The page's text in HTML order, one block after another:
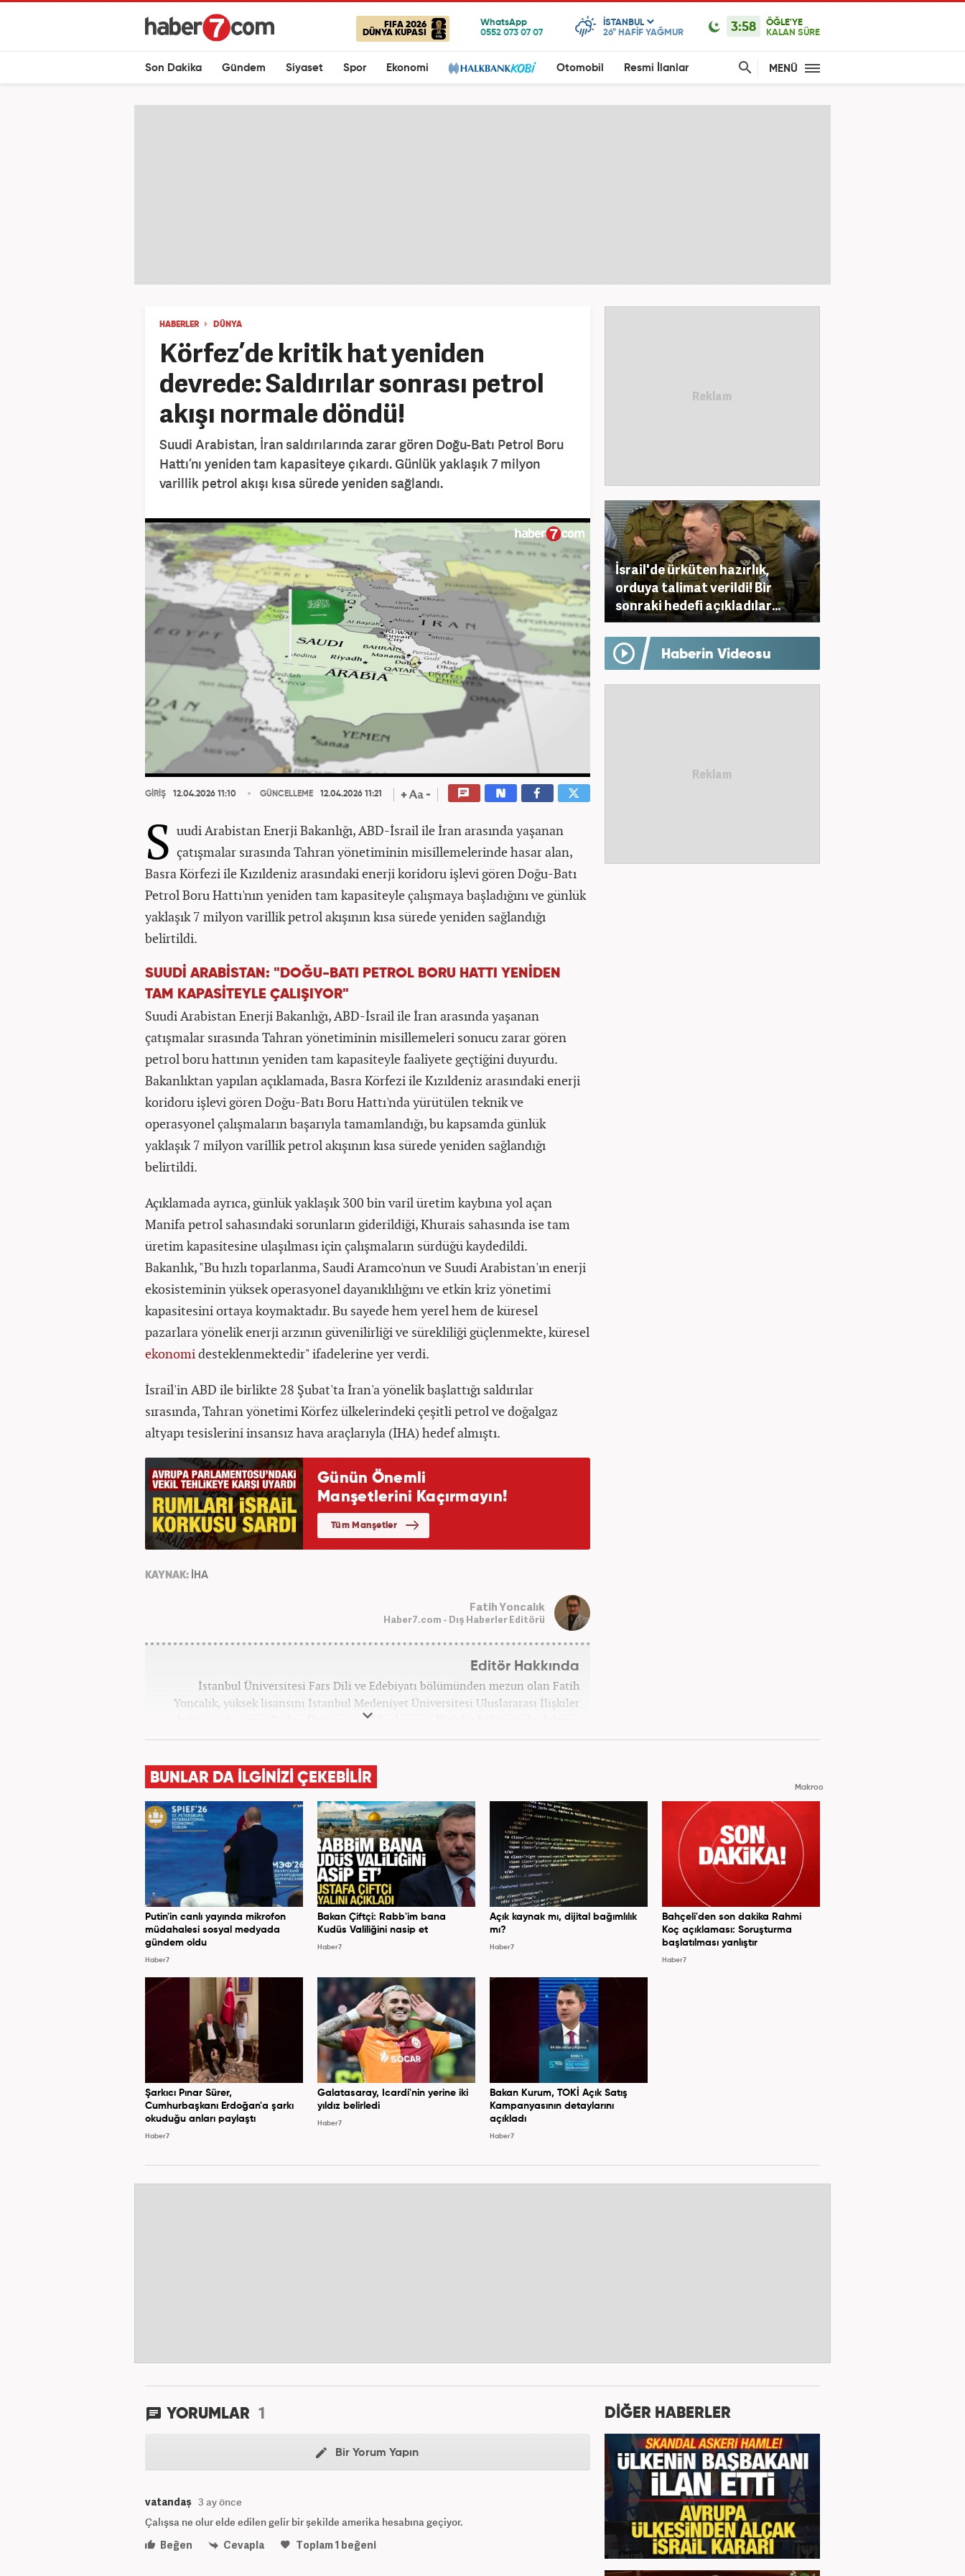
FIFA 2026
DÜNYA KUPASI
ISTANBUL
26° HAFİF YAĞMUR 3:58
ÖĞLE'YE
KALAN SÜRE
Son Dakika Gündem Siyaset Spor Ekonomi Otomobil Resmi İlanlar MENÜ
HABERLER DÜNYA
Körfez’de kritik hat yeniden
devrede: Saldırılar sonrası petrol
akışı normale döndü!
Suudi Arabistan, İran saldırılarında zarar gören Doğu-Batı Petrol Boru
Hattı’nı yeniden tam kapasiteye çıkardı. Günlük yaklaşık 7 milyon
varillik petrol akışı kısa sürede yeniden sağlandı.
GİRİŞ 12.04.2026 11:10 GÜNCELLEME 12.04.2026 11:21
S uudi Arabistan Enerji Bakanlığı, ABD-İsrail ile İran arasında yaşanan
çatışmalar sırasında Tahran yönetiminin misillemelerinde hasar alan,
Basra Körfezi ile Kızıldeniz arasındaki enerji koridoru işlevi gören Doğu-Batı
Petrol Boru Hattı'nın yeniden tam kapasiteyle çalışmaya başladığını ve günlük
yaklaşık 7 milyon varillik petrol akışının kısa sürede yeniden sağlandığı
belirtildi.
SUUDİ ARABİSTAN: "DOĞU-BATI PETROL BORU HATTI YENİDEN
TAM KAPASİTEYLE ÇALIŞIYOR"
Suudi Arabistan Enerji Bakanlığı, ABD-İsrail ile İran arasında yaşanan
çatışmalar sırasında Tahran yönetiminin misillemeleri sonucu zarar gören
petrol boru hattının yeniden tam kapasiteyle faaliyete geçtiğini duyurdu.
Bakanlıktan yapılan açıklamada, Basra Körfezi ile Kızıldeniz arasındaki enerji
koridoru işlevi gören Doğu-Batı Boru Hattı'nda yürütülen teknik ve
operasyonel çalışmaların başarıyla tamamlandığı, bu kapsamda günlük
yaklaşık 7 milyon varillik petrol akışının kısa sürede yeniden sağlandığı
belirtildi.
Açıklamada ayrıca, günlük yaklaşık 300 bin varil üretim kaybına yol açan
Manifa petrol sahasındaki sorunların giderildiği, Khurais sahasında ise tam
üretim kapasitesine ulaşılması için çalışmaların sürdüğü kaydedildi.
Bakanlık, "Bu hızlı toparlanma, Saudi Aramco'nun ve Suudi Arabistan'ın enerji
ekosisteminin yüksek operasyonel dayanıklılığını ve etkin kriz yönetimi
kapasitesini ortaya koymaktadır. Bu sayede hem yerel hem de küresel
pazarlara yönelik enerji arzının güvenilirliği ve sürekliliği güçlenmekte, küresel
ekonomidesteklenmektedir" ifadelerine yer verdi.
İsrail'in ABD ile birlikte 28 Şubat'ta İran'a yönelik başlattığı saldırılar
sırasında, Tahran yönetimi Körfez ülkelerindeki çeşitli petrol ve doğalgaz
altyapı tesislerini insansız hava araçlarıyla (İHA) hedef almıştı.
KAYNAK: İHA
Fatih Yoncalık
Haber7.com - Dış Haberler Editörü
Editör Hakkında
İstanbul Üniversitesi Fars Dili ve Edebiyatı bölümünden mezun olan Fatih
Yoncalık, yüksek lisansını İstanbul Medeniyet Üniversitesi Uluslararası İlişkiler
bölümünde yaptı. Trakya Üniversitesi Uluslararası İlişkiler bölümünde doktora
programına devam eden Fatih Yoncalık, öğrenim hayatı boyunca muhtelif gazete
Meslek hayatına AKŞAM Gazetesi’nde başlayan Yoncalık, Eylül 2024’ten bu yana
Haber7.com’da “Dış Haberler Editörü” olarak görev yapmaktadır.
İsrail'de ürküten hazırlık,
orduya talimat verildi! Bir
sonraki hedefi açıkladılar...
Haberin Videosu
BUNLAR DA İLGİNİZİ ÇEKEBİLİR
Makroo
Putin'in canlı yayında mikrofon
müdahalesi sosyal medyada
gündem oldu
Haber7
Bakan Çiftçi: Rabb'im bana
Kudüs Valiliğini nasip et
Haber7
Açık kaynak mı, dijital bağımlılık
mı?
Haber7
Bahçeli'den son dakika Rahmi
Koç açıklaması: Soruşturma
başlatılması yanlıştır
Haber7
Şarkıcı Pınar Sürer,
Cumhurbaşkanı Erdoğan'a şarkı
okuduğu anları paylaştı
Haber7
Galatasaray, Icardi'nin yerine iki
yıldız belirledi
Haber7
Bakan Kurum, TOKİ Açık Satış
Kampanyasının detaylarını
açıkladı
Haber7
YORUMLAR 1
Bir Yorum Yapın
vatandaş 3 ay önce
Çalışsa ne olur elde edilen gelir bir şekilde amerika hesabına geçiyor.
Beğen
Cevapla Toplam1 beğeni
DİĞER HABERLER